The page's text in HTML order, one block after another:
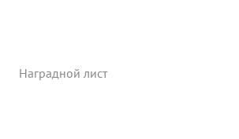
Наградной лист